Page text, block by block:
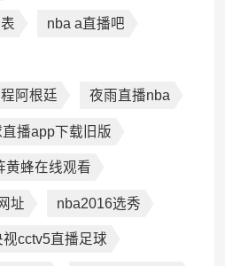
nba a直播吧
阿根廷 夜雨直播nba
直播app下载旧版
黄蜂在线观看
址 nba2016选秀
视cctv5直播足球